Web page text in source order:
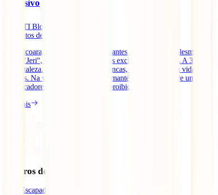
exclusivo
IATI Blog
minutos de leitura
Jericoacoara, conhecida pelos habitantes e visitantes simplesmente
como "Jeri", é um dos destinos mais exclusivos do Brasil. A 300 km
de Fortaleza. Aqui as areias são brancas, a água é azul e a vida é
simples. Na verdade, o local ainda mantém a identidade de uma vila
de pescadores, onde os carros são proibidos e [...]
Ler mais
Seguros de Viagem
IATI Escapadinhas